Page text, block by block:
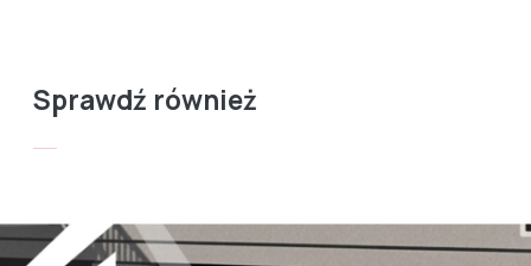
Sprawdź również